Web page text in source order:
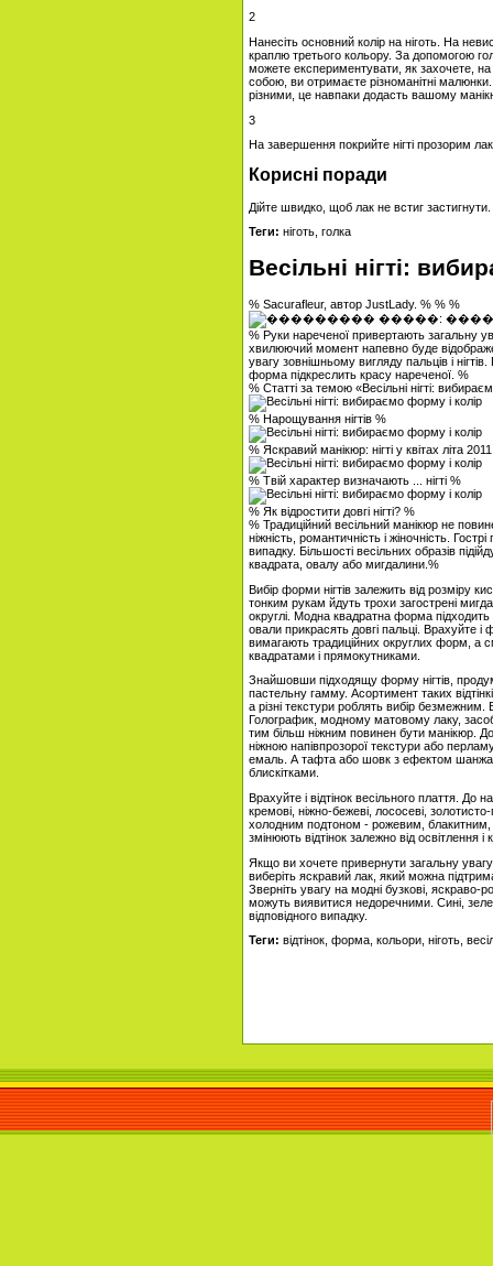
2
Нанесіть основний колір на ніготь. На
краплю третього кольору. За допомогою
можете експериментувати, як захочете,
собою, ви отримаєте різноманітні
різними, це навпаки додасть вашому
3
На завершення покрийте нігті прозорим
Корисні поради
Дійте швидко, щоб лак не встиг застигнути.
Теги: ніготь, голка
Весільні нігті:
% Sacurafleur, автор JustLady. % % %
% Руки нареченої привертають загальну
хвилюючий момент напевно буде
увагу зовнішньому вигляду пальців і
форма підкреслить красу нареченої. %
% Статті за темою «Весільні нігті:
% Нарощування нігтів %
% Яскравий манікюр: нігті у квітах літа
% Твій характер визначають ... нігті %
% Як відростити довгі нігті? %
% Традиційний весільний манікюр не
ніжність, романтичність і жіночність.
випадку. Більшості весільних образів
квадрата, овалу або мигдалини.%
Вибір форми нігтів залежить від розміру
тонким рукам йдуть трохи загострені
округлі. Модна квадратна форма
овали прикрасять довгі пальці. Врахуйте
вимагають традиційних округлих форм, а
квадратами і прямокутниками.
Знайшовши підходящу форму нігтів,
пастельну гамму. Асортимент таких
а різні текстури роблять вибір
Голографик, модному матовому лаку,
тим більш ніжним повинен бути манікюр. До
ніжною напівпрозорої текстури або
емаль. А тафта або шовк з ефектом
блискітками.
Врахуйте і відтінок весільного плаття. До
кремові, ніжно-бежеві, лососеві,
холодним подтоном - рожевим,
змінюють відтінок залежно від
Якщо ви хочете привернути загальну
виберіть яскравий лак, який можна
Зверніть увагу на модні бузкові, яскраво-
можуть виявитися недоречними. Сині,
відповідного випадку.
Теги: відтінок, форма, кольори, ніготь,